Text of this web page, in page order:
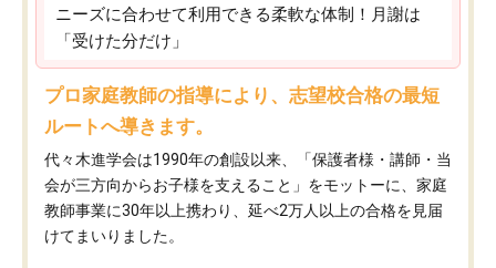
ニーズに合わせて利用できる柔軟な体制！月謝は
「受けた分だけ」
プロ家庭教師の指導により、志望校合格の最短
ルートへ導きます。
代々木進学会は1990年の創設以来、「保護者様・講師・当
会が三方向からお子様を支えること」をモットーに、家庭
教師事業に30年以上携わり、延べ2万人以上の合格を見届
けてまいりました。